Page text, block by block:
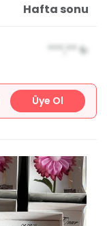
Hafta sonu
***,** ₺
Üye Ol